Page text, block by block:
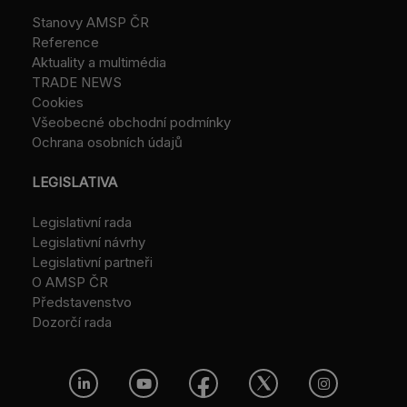
Stanovy AMSP ČR
Reference
Aktuality a multimédia
TRADE NEWS
Cookies
Všeobecné obchodní podmínky
Ochrana osobních údajů
LEGISLATIVA
Legislativní rada
Legislativní návrhy
Legislativní partneři
O AMSP ČR
Představenstvo
Dozorčí rada